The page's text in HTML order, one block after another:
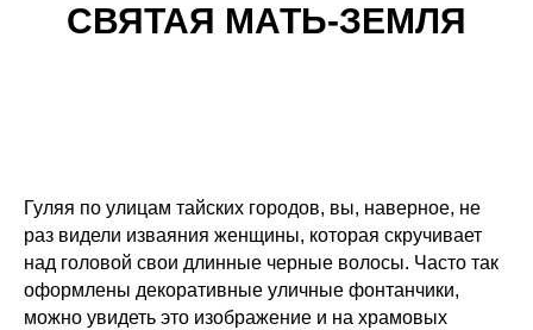
СВЯТАЯ МАТЬ-ЗЕМЛЯ
Гуляя по улицам тайских городов, вы, наверное, не
раз видели изваяния женщины, которая скручивает
над головой свои длинные черные волосы. Часто так
оформлены декоративные уличные фонтанчики,
можно увидеть это изображение и на храмовых